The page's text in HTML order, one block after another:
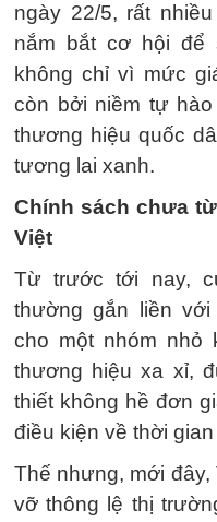
ngày 22/5, rất
nắm bắt cơ hội để
không chỉ vì mức
còn bởi niềm tự
thương hiệu quốc
tương lai xanh.
Chính sách chưa
Việt
Từ trước tới nay,
thường gắn liền
cho một nhóm nhỏ
thương hiệu xa xỉ,
thiết không hề đơn
điều kiện về thời
Thế nhưng, mới đây,
vỡ thông lệ thị